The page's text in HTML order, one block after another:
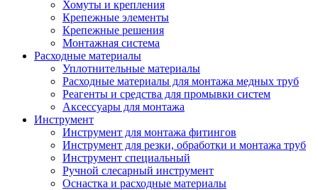
Хомуты и крепления
Крепежные элементы
Крепежные решения
Монтажная система
Расходные материалы
Уплотнительные материалы
Расходные материалы для монтажа медных труб
Реагенты и средства для промывки систем
Аксессуары для монтажа
Инструмент
Инструмент для монтажа фитингов
Инструмент для резки, обработки и монтажа труб
Инструмент специальный
Ручной слесарный инструмент
Оснастка и расходные материалы